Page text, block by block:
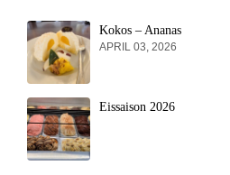
Kokos – Ananas
APRIL 03, 2026
Eissaison 2026